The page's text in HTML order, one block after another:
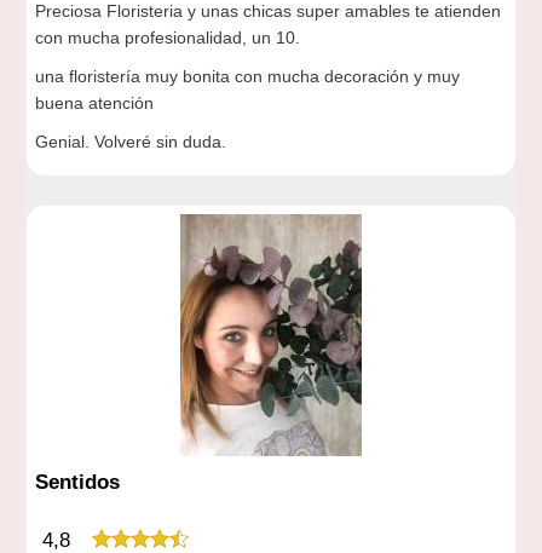
Preciosa Floristeria y unas chicas super amables te atienden
con mucha profesionalidad, un 10.
una floristería muy bonita con mucha decoración y muy
buena atención
Genial. Volveré sin duda.
Sentidos
4,8